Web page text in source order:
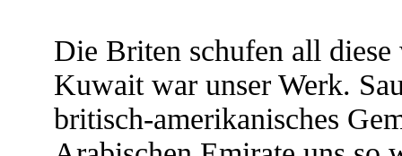
Die Briten schufen all
Kuwait war unser Werk.
britisch-amerikanisches